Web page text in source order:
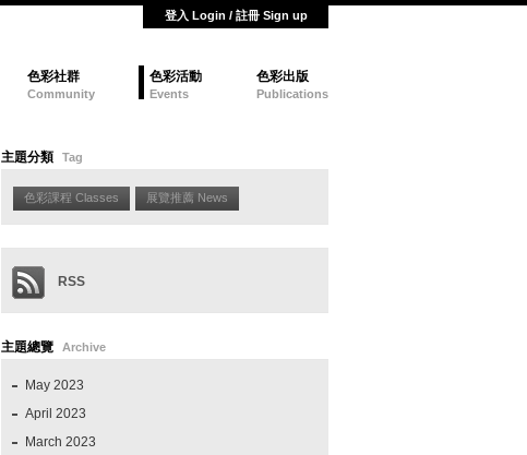
登入 Login / 註冊 Sign up
色彩社群
Community
色彩活動
Events
色彩出版
Publications
主題分類 Tag
色彩課程 Classes 展覽推薦 News
RSS
主題總覽 Archive
May 2023
April 2023
March 2023